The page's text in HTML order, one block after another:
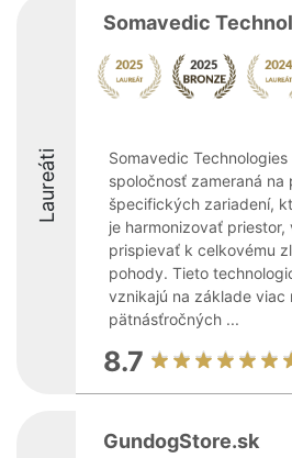
Laureáti
Somavedic
Somavedic Technologies
spoločnosť zameraná na
špecifických zariadení,
je harmonizovať priestor,
prispievať k celkovému
pohody. Tieto
vznikajú na základe viac
pätnásťročných ...
8.7
GundogStore.sk